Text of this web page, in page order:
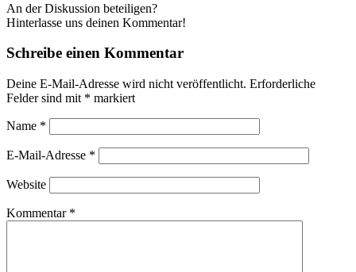
An der Diskussion beteiligen?
Hinterlasse uns deinen Kommentar!
Schreibe einen Kommentar
Deine E-Mail-Adresse wird nicht veröffentlicht. Erforderliche
Felder sind mit * markiert
Name *
E-Mail-Adresse *
Website
Kommentar *